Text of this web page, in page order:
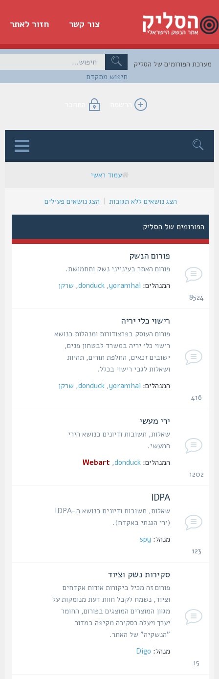
חזור לאתר צור קשר
חיפוש מתקדם
הפורומים של הסליק
הרשמה התחבר
עמוד ראשי
הצג נושאים ללא תגובות | הצג נושאים פעילים
הפורומים של הסליק
פורום הנשק
פורום האתר בעינייני נשק ותחמושת.
המנהלים: yoramhai
,
donduck
,שרקן
8524
רישוי כלי יריה
פורום העוסק בפרצודורות ומנהלות בנושא
רישוי כלי יריה במשרד לבטחון פנים,
ישובים זכאים, החלפת תורים, תהיות
ושאלות לגבי רישוי בכלל.
המנהלים: yoramhai
,
donduck
,שרקן
ירי מעשי
שאלות, תשובות ודיונים בנושא הירי
המעשי.
המנהלים: donduck
,
Webart
IDPA
שאלות, תשובות ודיונים בנושא ה-IDPA
(ירי הגנתי באקדח).
מנהל: spy
סקירות נשק וציוד
פורום זה מכיל ביקורות אודות אקדחים
וציוד, נשמח לקבל חוות דעת מנומקות על
מגוון המוצרים המוצגים בפורום, החומר
יערך ויעלה כסקירה מקיפה במדור
"הנשקיה" של האתר.
מנהל: Digo